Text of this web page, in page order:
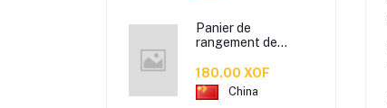
Panier de
rangement de
imitation en
plastique, de
cuisine boîte de
180.00 XOF
China